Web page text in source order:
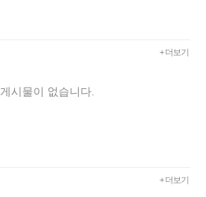
+ 더보기
게시물이 없습니다.
+ 더보기